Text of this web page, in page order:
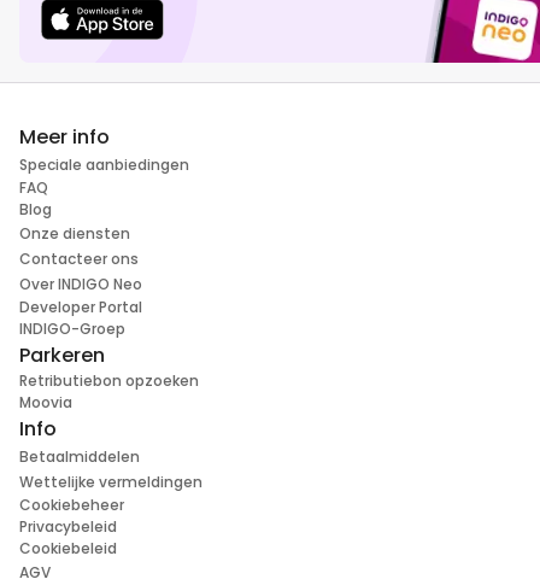
Meer info
Speciale aanbiedingen
FAQ
Blog
Onze diensten
Contacteer ons
Over INDIGO Neo
Developer Portal
INDIGO-Groep
Parkeren
Retributiebon opzoeken
Moovia
Info
Betaalmiddelen
Wettelijke vermeldingen
Cookiebeheer
Privacybeleid
Cookiebeleid
AGV